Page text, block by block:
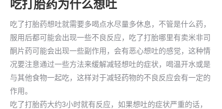
吃打胎药为什么想吐
吃了打胎药想吐就需要多喝点水尽量多休息，不管是什么药，
服用后都可能会出现一些不良反应，吃了打胎哪里有卖米非司
酮片药可能会出现一些副作用，会有恶心想吐的感觉，这种情
况要注意通过一些方法来缓解减轻想吐的症状，喝温开水或是
与其他食物一起吃，这样对于减轻药物的不良反应会有一定的
作用。
吃了打胎药大约3小时就有反应，如果想吐的症状严重的话，